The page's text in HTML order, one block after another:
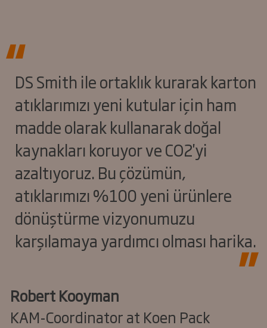
DS Smith ile ortaklık kurarak karton
atıklarımızı yeni kutular için ham
madde olarak kullanarak doğal
kaynakları koruyor ve CO2'yi
azaltıyoruz. Bu çözümün,
atıklarımızı %100 yeni ürünlere
dönüştürme vizyonumuzu
karşılamaya yardımcı olması harika.
Robert Kooyman
KAM-Coordinator at Koen Pack